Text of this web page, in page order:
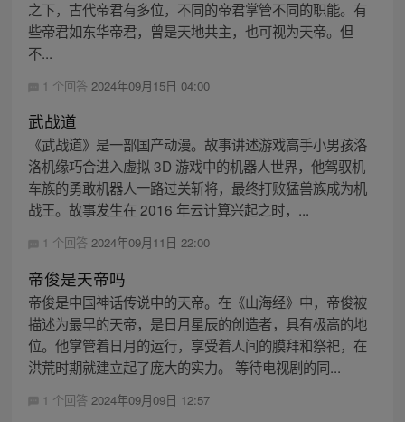
之下，古代帝君有多位，不同的帝君掌管不同的职能。有
些帝君如东华帝君，曾是天地共主，也可视为天帝。但
不...
1 个回答 2024年09月15日 04:00
武战道
《武战道》是一部国产动漫。故事讲述游戏高手小男孩洛
洛机缘巧合进入虚拟 3D 游戏中的机器人世界，他驾驭机
车族的勇敢机器人一路过关斩将，最终打败猛兽族成为机
战王。故事发生在 2016 年云计算兴起之时，...
1 个回答 2024年09月11日 22:00
帝俊是天帝吗
帝俊是中国神话传说中的天帝。在《山海经》中，帝俊被
描述为最早的天帝，是日月星辰的创造者，具有极高的地
位。他掌管着日月的运行，享受着人间的膜拜和祭祀，在
洪荒时期就建立起了庞大的实力。 等待电视剧的同...
1 个回答 2024年09月09日 12:57